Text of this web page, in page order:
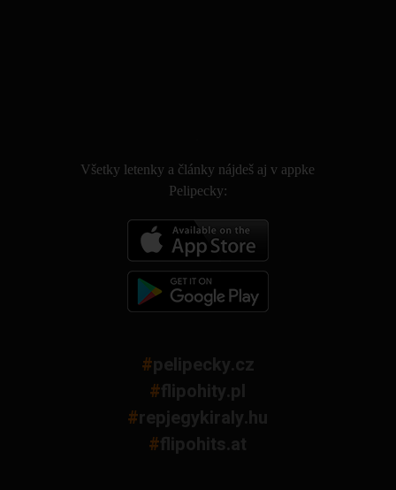
Všetky letenky a články nájdeš aj v appke
Pelipecky:
#pelipecky.cz
#flipohity.pl
#repjegykiraly.hu
#flipohits.at